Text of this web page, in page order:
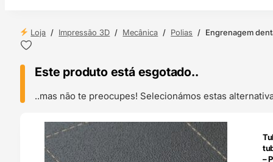
Loja / Impressão 3D / Mecânica / Polias / Engrenagem
Este produto está esgotado..
..mas não te preocupes! Selecionámos estas
–